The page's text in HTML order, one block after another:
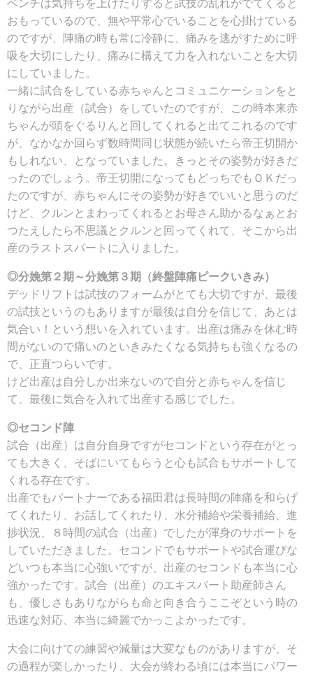
ベンチは気持ちを上げたりすると試技の乱れがでてくると
おもっているので、無や平常心でいることを心掛けている
のですが、陣痛の時も常に冷静に、痛みを逃がすために呼
吸を大切にしたり、痛みに構えて力を入れないことを大切
にしていました。
一緒に試合をしている赤ちゃんとコミュニケーションをと
りながら出産（試合）をしていたのですが、この時本来赤
ちゃんが頭をぐるりんと回してくれると出てこれるのです
が、なかなか回らず数時間同じ状態が続いたら帝王切開か
もしれない、となっていました。きっとその姿勢が好きだ
ったのでしょう。帝王切開になってもどっちでもＯＫだっ
たのですが、赤ちゃんにその姿勢が好きでいいと思うのだ
けど、クルンとまわってくれるとお母さん助かるなぁとお
つたえしたら不思議とクルンと回ってくれて、そこから出
産のラストスパートに入りました。
◎分娩第２期～分娩第３期（終盤陣痛ピークいきみ）
デッドリフトは試技のフォームがとても大切ですが、最後
の試技というのもありますが最後は自分を信じて、あとは
気合い！という想いを入れています。出産は痛みを休む時
間がないので痛いのといきみたくなる気持ちも強くなるの
で、正直つらいです。
けど出産は自分しか出来ないので自分と赤ちゃんを信じ
て、最後に気合を入れて出産する感じでした。
◎セコンド陣
試合（出産）は自分自身ですがセコンドという存在がとっ
ても大きく、そばにいてもらうと心も試合もサポートして
くれる存在です。
出産でもパートナーである福田君は長時間の陣痛を和らげ
てくれたり、お話してくれたり、水分補給や栄養補給、進
捗状況、８時間の試合（出産）でしたが渾身のサポートを
していただきました。セコンドでもサポートや試合運びな
どいつも本当に心強いですが、出産のセコンドも本当に心
強かったです。試合（出産）のエキスパート助産師さん
も、優しさもありながらも命と向き合うここぞという時の
迅速な対応、本当に綺麗でかっこよかったです。
大会に向けての練習や減量は大変なものがありますが、そ
の過程が楽しかったり、大会が終わる頃には本当にパワー